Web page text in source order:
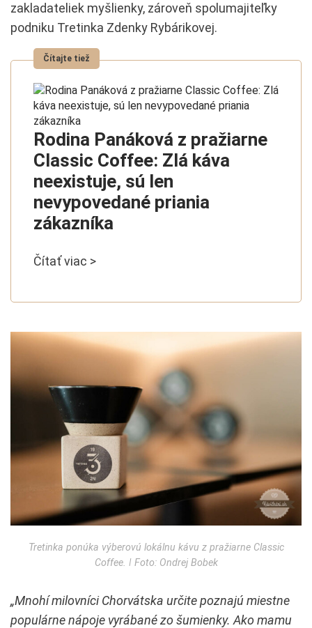
zakladateliek myšlienky, zároveň spolumajiteľky
podniku Tretinka Zdenky Rybárikovej.
Rodina Panáková z pražiarne
Classic Coffee: Zlá káva
neexistuje, sú len
nevypovedané priania
zákazníka
Čítať viac >
Tretinka ponúka výberovú lokálnu kávu z pražiarne Classic
Coffee. ǀ Foto: Ondrej Bobek
„Mnohí milovníci Chorvátska určite poznajú miestne
populárne nápoje vyrábané zo šumienky. Ako mamu